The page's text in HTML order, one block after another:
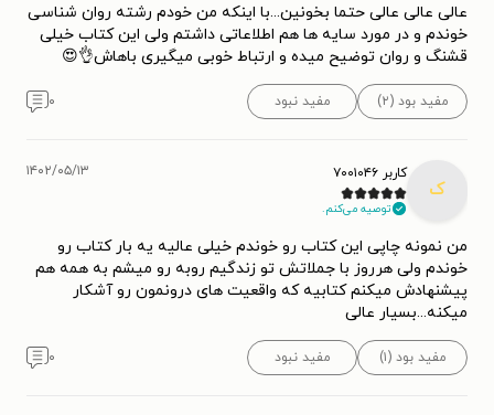
عالی عالی عالی حتما بخونین...با اینکه من خودم رشته روان شناسی
خوندم و در مورد سایه ها هم اطلاعاتی داشتم ولی این کتاب خیلی
قشنگ و روان توضیح میده و ارتباط خوبی میگیری باهاش👌😍
مفید بود (۲) مفید نبود ۰
ک
کاربر ۷۰۰۱۰۴۶
توصیه می‌کنم.
۱۴۰۲/۰۵/۱۳
من نمونه چاپی این کتاب رو خوندم خیلی عالیه یه بار کتاب رو
خوندم ولی هرروز با جملاتش تو زندگیم روبه رو میشم به همه هم
پیشنهادش میکنم کتابیه که واقعیت های درونمون رو آشکار
میکنه...بسیار عالی
مفید بود (۱) مفید نبود ۰